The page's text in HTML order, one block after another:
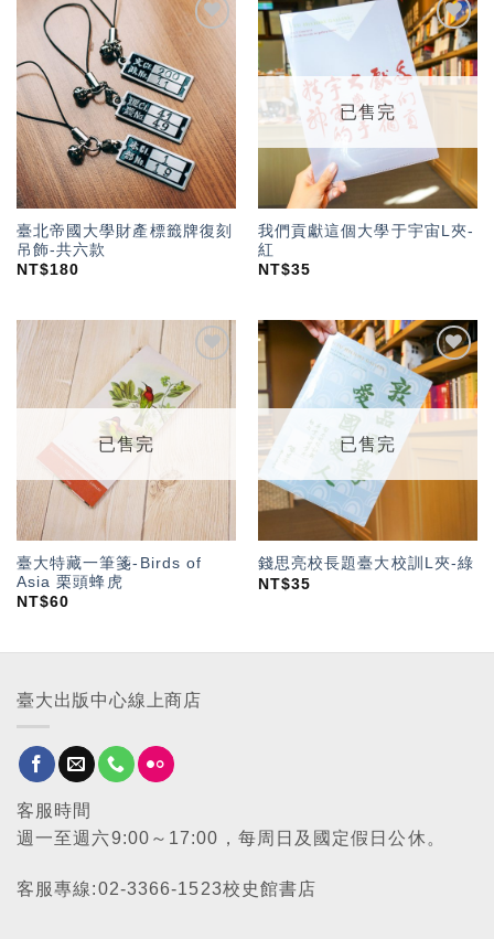
望輕
單」
臺北帝國大學財產標籤牌復刻
吊飾-共六款
NT$180
加入
「願
望輕
已售完
我們貢獻這個大學于宇宙L夾-
紅
NT$35
「願
望輕
已售完
臺大特藏一筆箋-Birds of
Asia 栗頭蜂虎
NT$60
加入
「願
望輕
單」
已售完
錢思亮校長題臺大校訓L夾-綠
NT$35
臺大出版中心線上商店
客服時間
週一至週六9:00～17:00，每周日及國定假日公休。
客服專線:02-3366-1523校史館書店